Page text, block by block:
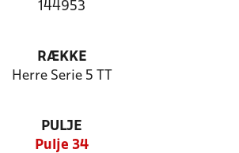
144953
RÆKKE
Herre Serie 5 TT
PULJE
Pulje 34